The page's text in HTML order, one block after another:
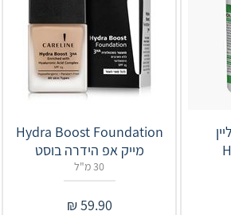
Hydra Boost Foundation
מייק אפ הידרה בוסט
30 מ"ל
59.90
₪